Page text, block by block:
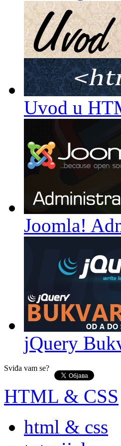
Uvod u
Joomla!
jQuery
Sviđa vam se?
HTML & CSS
html & css